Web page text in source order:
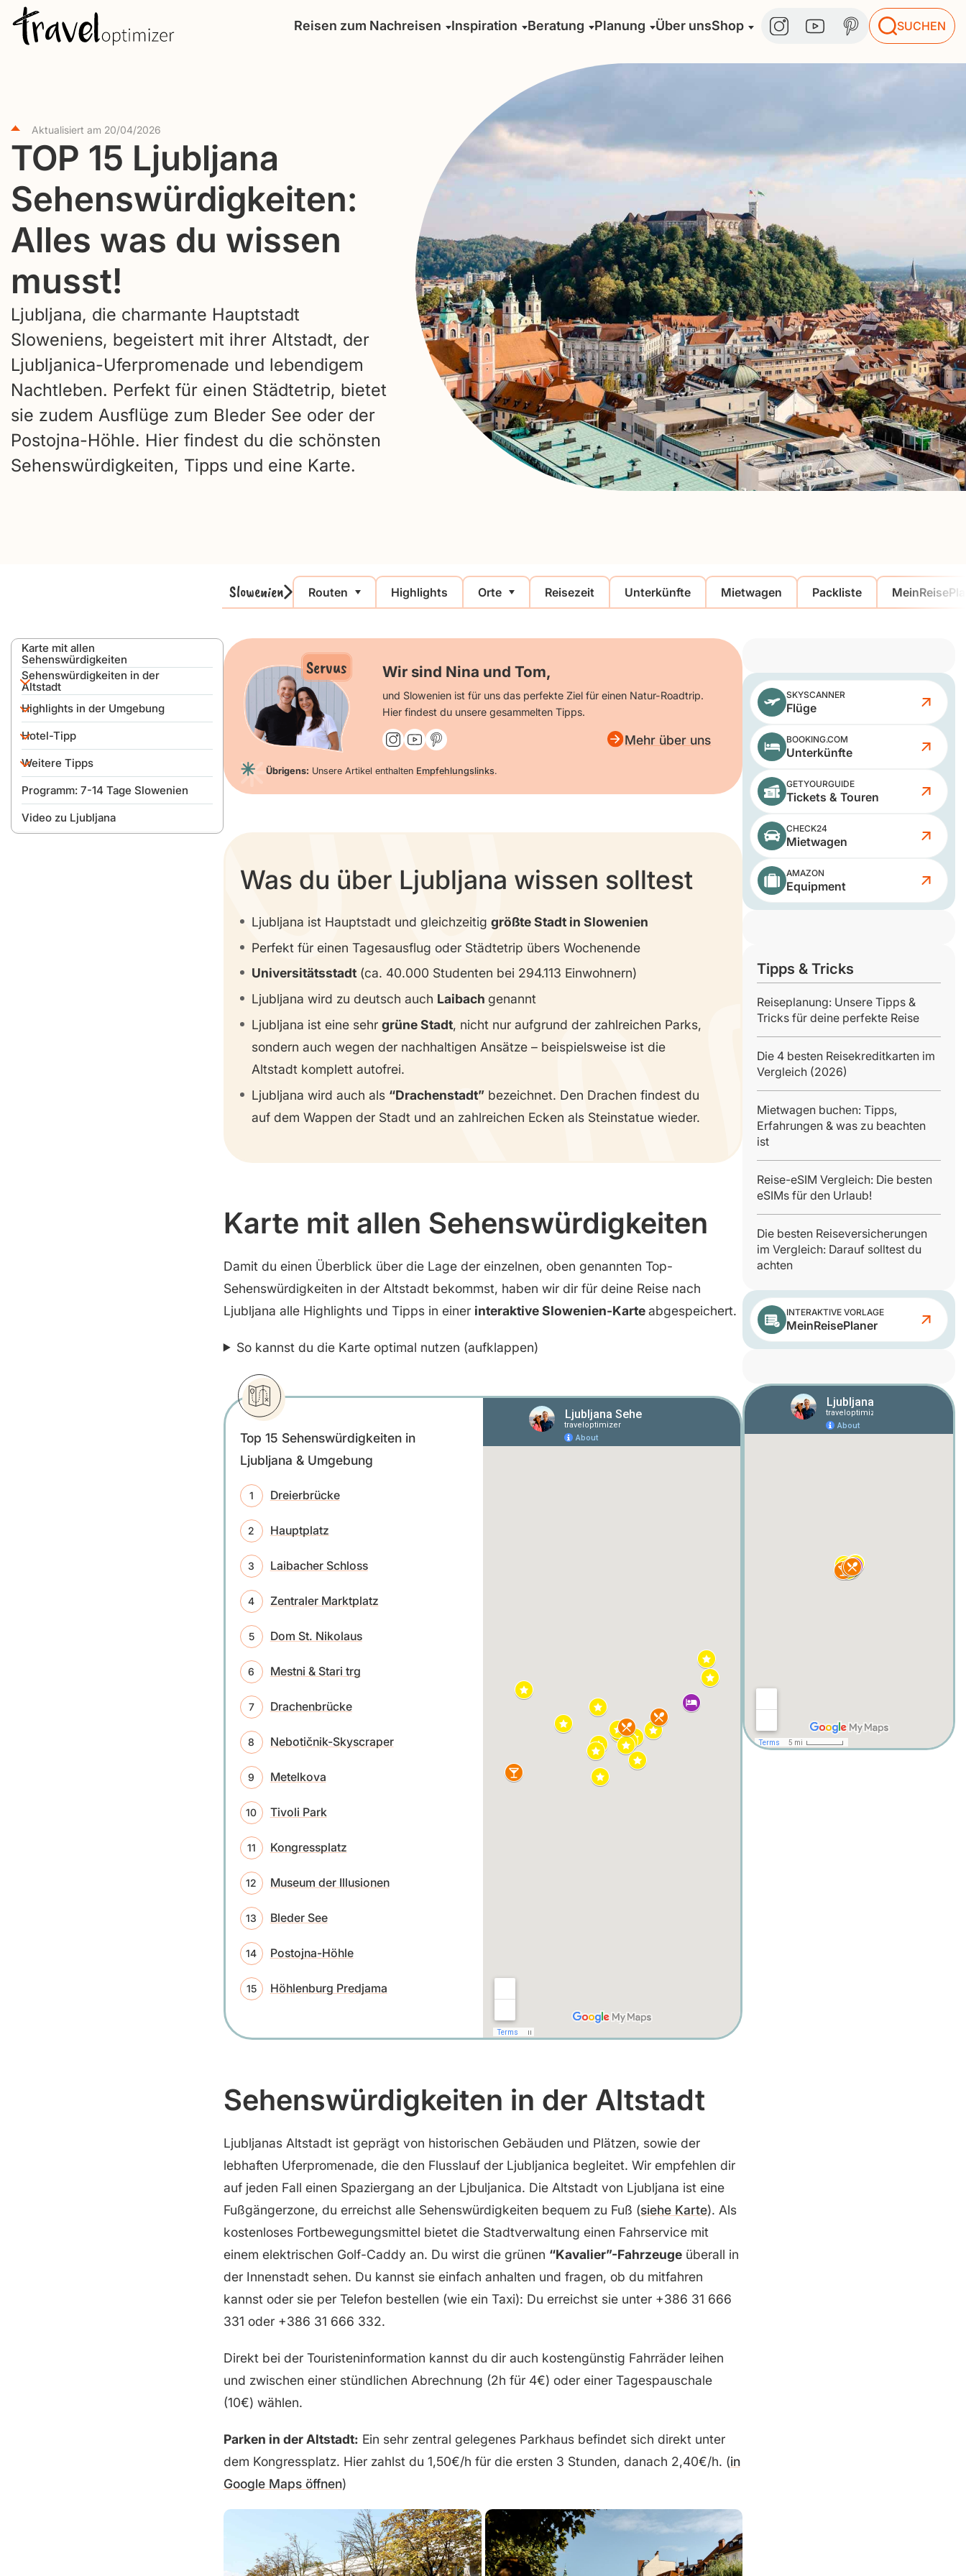
Reisen zum Nachreisen Inspiration Beratung Planung Über unsShop SUCHEN
Aktualisiert am 20/04/2026
TOP 15 Ljubljana
Sehenswürdigkeiten:
Alles was du wissen
musst!
Ljubljana, die charmante Hauptstadt
Sloweniens, begeistert mit ihrer Altstadt, der
Ljubljanica-Uferpromenade und lebendigem
Nachtleben. Perfekt für einen Städtetrip, bietet
sie zudem Ausflüge zum Bleder See oder der
Postojna-Höhle. Hier findest du die schönsten
Sehenswürdigkeiten, Tipps und eine Karte.
Slowenien Routen Highlights Orte Reisezeit Unterkünfte Mietwagen Packliste
Karte mit allen
Sehenswürdigkeiten
Sehenswürdigkeiten in der
Altstadt
Die Dreierbrücke
Hauptplatz von Ljubljana
Ljubljanas Burg
Zentraler Marktplatz
Dom St. Nikolaus
Highlights in der Umgebung
Bleder See
Postojna-Höhle & Höhlenburg
Predjama
Hotel-Tipp
Unsere Empfehlung: B&B Hotel
Ljubljana Park
Weitere Tipps
Beste Reisezeit
Anreise & Parken
Programm: 7-14 Tage Slowenien
Video zu Ljubljana
Servus Wir sind Nina und Tom,
und Slowenien ist für uns das perfekte Ziel für einen Natur-Roadtrip.
Hier findest du unsere gesammelten Tipps.
Mehr über uns
Übrigens: Unsere Artikel enthalten Empfehlungslinks.
Was du über Ljubljana wissen solltest
Ljubljana ist Hauptstadt und gleichzeitig größte Stadt in Slowenien
Perfekt für einen Tagesausflug oder Städtetrip übers Wochenende
Universitätsstadt(ca. 40.000 Studenten bei 294.113 Einwohnern)
Ljubljana wird zu deutsch auch Laibach genannt
Ljubljana ist eine sehr grüne Stadt, nicht nur aufgrund der zahlreichen Parks,
sondern auch wegen der nachhaltigen Ansätze – beispielsweise ist die
Altstadt komplett autofrei.
Ljubljana wird auch als “Drachenstadt”bezeichnet. Den Drachen findest du
auf dem Wappen der Stadt und an zahlreichen Ecken als Steinstatue wieder.
Karte mit allen Sehenswürdigkeiten
Damit du einen Überblick über die Lage der einzelnen, oben genannten Top-
Sehenswürdigkeiten in der Altstadt bekommst, haben wir dir für deine Reise nach
Ljubljana alle Highlights und Tipps in einer interaktive Slowenien-Karteabgespeichert.
So kannst du die Karte optimal nutzen (aufklappen)
Top 15 Sehenswürdigkeiten in
Ljubljana & Umgebung
Dreierbrücke
Hauptplatz
Laibacher Schloss
Zentraler Marktplatz
Dom St. Nikolaus
Mestni & Stari trg
Drachenbrücke
Nebotičnik-Skyscraper
Metelkova
Tivoli Park
Kongressplatz
Museum der Illusionen
Bleder See
Postojna-Höhle
Höhlenburg Predjama
Sehenswürdigkeiten in der Altstadt
Ljubljanas Altstadt ist geprägt von historischen Gebäuden und Plätzen, sowie der
lebhaften Uferpromenade, die den Flusslauf der Ljubljanica begleitet. Wir empfehlen dir
auf jeden Fall einen Spaziergang an der Ljbuljanica. Die Altstadt von Ljubljana ist eine
Fußgängerzone, du erreichst alle Sehenswürdigkeiten bequem zu Fuß (siehe Karte). Als
kostenloses Fortbewegungsmittel bietet die Stadtverwaltung einen Fahrservice mit
einem elektrischen Golf-Caddy an. Du wirst die grünen “Kavalier”-Fahrzeugeüberall in
der Innenstadt sehen. Du kannst sie einfach anhalten und fragen, ob du mitfahren
kannst oder sie per Telefon bestellen (wie ein Taxi): Du erreichst sie unter +386 31 666
331 oder +386 31 666 332.
Direkt bei der Touristeninformation kannst du dir auch kostengünstig Fahrräder leihen
und zwischen einer stündlichen Abrechnung (2h für 4€) oder einer Tagespauschale
(10€) wählen.
Parken in der Altstadt: Ein sehr zentral gelegenes Parkhaus befindet sich direkt unter
dem Kongressplatz. Hier zahlst du 1,50€/h für die ersten 3 Stunden, danach 2,40€/h. (in
Google Maps öffnen)
SKYSCANNER
Flüge
BOOKING.COM
Unterkünfte
GETYOURGUIDE
Tickets & Touren
CHECK24
Mietwagen
AMAZON
Equipment
Tipps & Tricks
Reiseplanung: Unsere Tipps &
Tricks für deine perfekte Reise
Die 4 besten Reisekreditkarten im
Vergleich (2026)
Mietwagen buchen: Tipps,
Erfahrungen & was zu beachten
ist
Reise-eSIM Vergleich: Die besten
eSIMs für den Urlaub!
Die besten Reiseversicherungen
im Vergleich: Darauf solltest du
achten
INTERAKTIVE VORLAGE
MeinReisePlaner